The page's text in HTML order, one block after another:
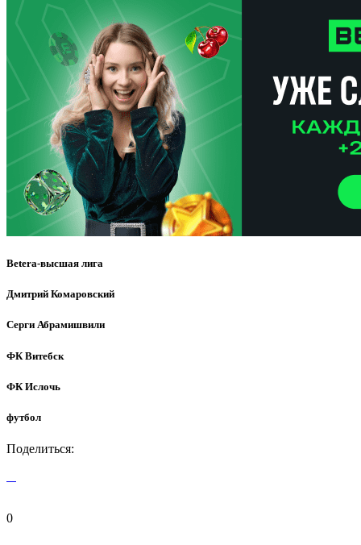
Betera-высшая лига
Дмитрий Комаровский
Серги Абрамишвили
ФК Витебск
ФК Ислочь
футбол
Поделиться:
0